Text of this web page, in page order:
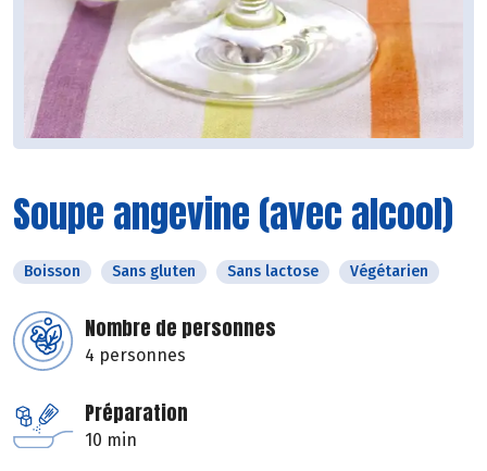
Soupe angevine (avec alcool)
Boisson Sans gluten Sans lactose Végétarien
Nombre de personnes
4 personnes
Préparation
10 min